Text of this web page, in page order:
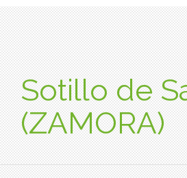
Sotillo de
(ZAMORA)